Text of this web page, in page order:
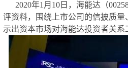
2020年1月10日，海能达（
评资料，围绕上市公司的信披质
示出资本市场对海能达投资者关系